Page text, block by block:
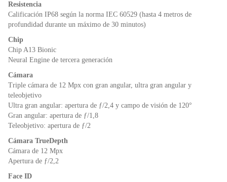
Resistencia
Calificación IP68 según la norma IEC 60529 (hasta 4 metros de
profundidad durante un máximo de 30 minutos)
Chip
Chip A13 Bionic
Neural Engine de tercera generación
Cámara
Triple cámara de 12 Mpx con gran angular, ultra gran angular y
teleobjetivo
Ultra gran angular: apertura de ƒ/2,4 y campo de visión de 120°
Gran angular: apertura de ƒ/1,8
Teleobjetivo: apertura de ƒ/2
Cámara TrueDepth
Cámara de 12 Mpx
Apertura de ƒ/2,2
Face ID